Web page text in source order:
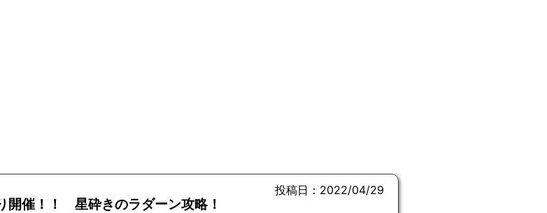
開催！！ 星砕きのラダーン攻略！
投稿日：2022/04/29